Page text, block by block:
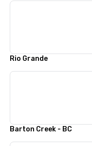
Rio Grande
Barton Creek - BC